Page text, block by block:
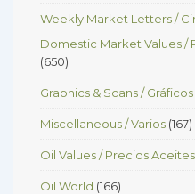
Weekly Market Letters /
Domestic Market Values
(650)
Graphics & Scans /
Miscellaneous / Varios (167)
Oil Values / Precios Aceites
Oil World (166)